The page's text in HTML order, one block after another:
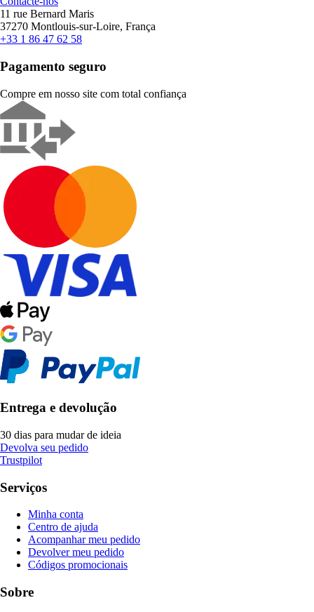
11 rue Bernard Maris
37270 Montlouis-sur-Loire, França
+33 1 86 47 62 58
Pagamento seguro
Compre em nosso site com total confiança
Entrega e devolução
30 dias para mudar de ideia
Devolva seu pedido
Trustpilot
Serviços
Minha conta
Centro de ajuda
Acompanhar meu pedido
Devolver meu pedido
Códigos promocionais
Sobre